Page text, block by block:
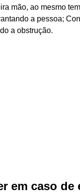
mão, ao mesmo
a pessoa;
a obstrução.
em caso de